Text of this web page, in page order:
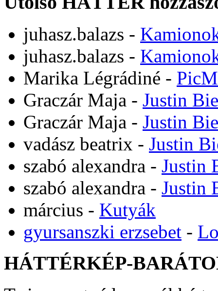
juhasz.balazs -
juhasz.balazs -
Marika Légrádiné -
Graczár Maja - Justin
Graczár Maja - Justin
vadász beatrix - Justin
szabó alexandra - Justin
szabó alexandra - Justin
március - Kutyák
gyursanszki erzsebet -
HÁTTÉRKÉP-